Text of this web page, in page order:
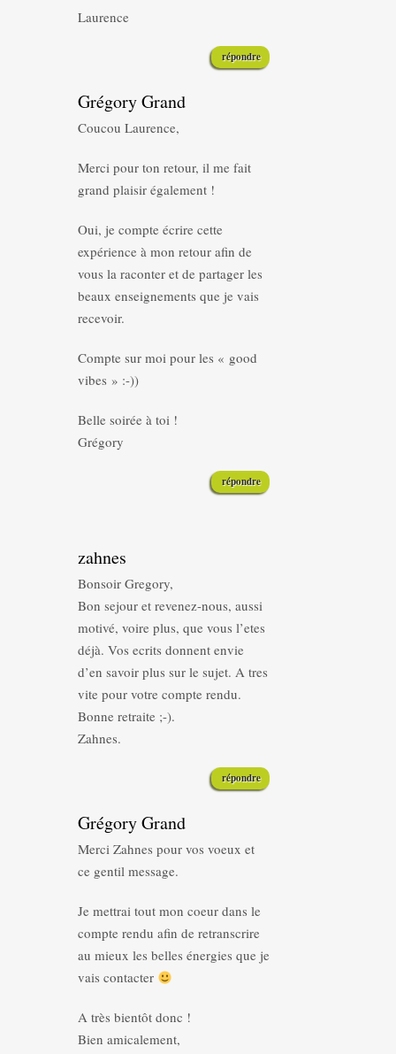
Laurence
répondre
Grégory Grand
Coucou Laurence,
Merci pour ton retour, il me fait
grand plaisir également !
Oui, je compte écrire cette
expérience à mon retour afin de
vous la raconter et de partager les
beaux enseignements que je vais
recevoir.
Compte sur moi pour les « good
vibes » :-))
Belle soirée à toi !
Grégory
répondre
zahnes
Bonsoir Gregory,
Bon sejour et revenez-nous, aussi
motivé, voire plus, que vous l’etes
déjà. Vos ecrits donnent envie
d’en savoir plus sur le sujet. A tres
vite pour votre compte rendu.
Bonne retraite ;-).
Zahnes.
répondre
Grégory Grand
Merci Zahnes pour vos voeux et
ce gentil message.
Je mettrai tout mon coeur dans le
compte rendu afin de retranscrire
au mieux les belles énergies que je
vais contacter
A très bientôt donc !
Bien amicalement,